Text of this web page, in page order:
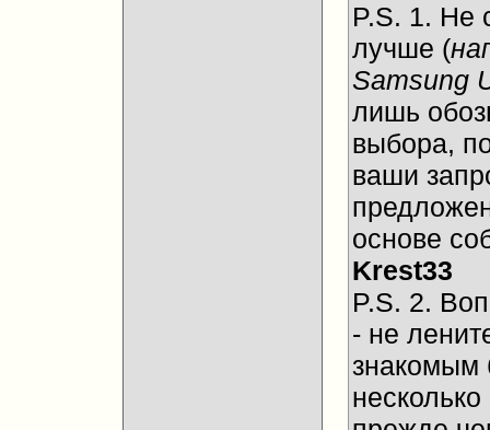
P.S. 1. Не
лучше (
Samsung
лишь
выбора,
ваши
основе
Krest33
P.S. 2.
- не
знакомым